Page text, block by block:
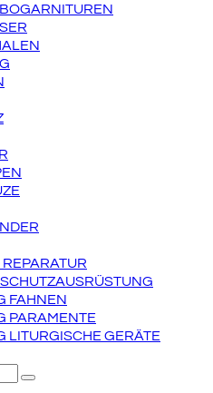
FAHNEN
PARAMENTE
LITURGISCHE GERÄTE
Senden